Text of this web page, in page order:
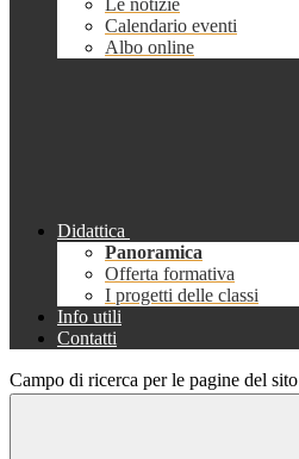
Le notizie
Calendario eventi
Albo online
Didattica
Panoramica
Offerta formativa
I progetti delle classi
Info utili
Contatti
Campo di ricerca per le pagine del sito